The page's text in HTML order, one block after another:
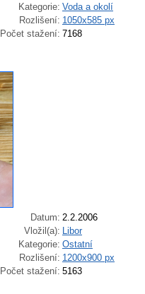
Kategorie: Voda a okolí
Rozlišení: 1050x585 px
Počet stažení: 7168
Datum: 2.2.2006
Vložil(a): Libor
Kategorie: Ostatní
Rozlišení: 1200x900 px
Počet stažení: 5163